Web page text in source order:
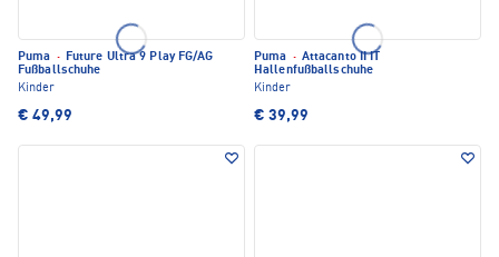
Puma · Future Ultra 9 Play FG/AG
Fußballschuhe
Kinder
€ 49,99
Puma · Attacanto II IT
Hallenfußballschuhe
Kinder
€ 39,99